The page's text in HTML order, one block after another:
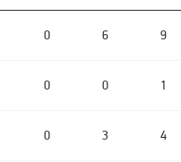
0 6 9
0 0 1
0 3 4